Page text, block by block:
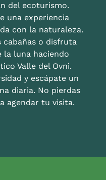
del ecoturismo.
una experiencia
con la naturaleza.
cabañas o disfruta
la luna haciendo
Valle del Ovni.
y escápate un
diaria. No pierdas
agendar tu visita.